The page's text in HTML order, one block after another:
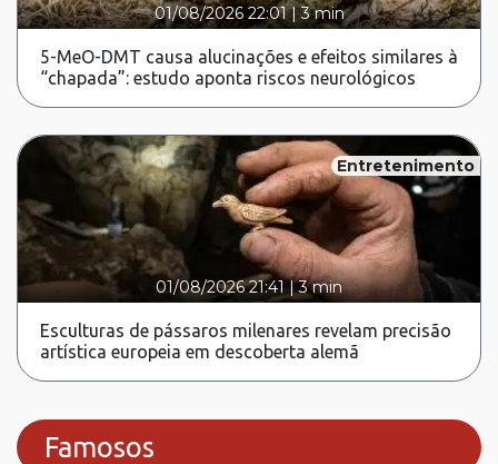
01/08/2026 22:01|3 min
5-MeO-DMT causa alucinações e efeitos similares à
“chapada”: estudo aponta riscos neurológicos
Entretenimento
01/08/2026 21:41 |3 min
Esculturas de pássaros milenares revelam precisão
artística europeia em descoberta alemã
Famosos